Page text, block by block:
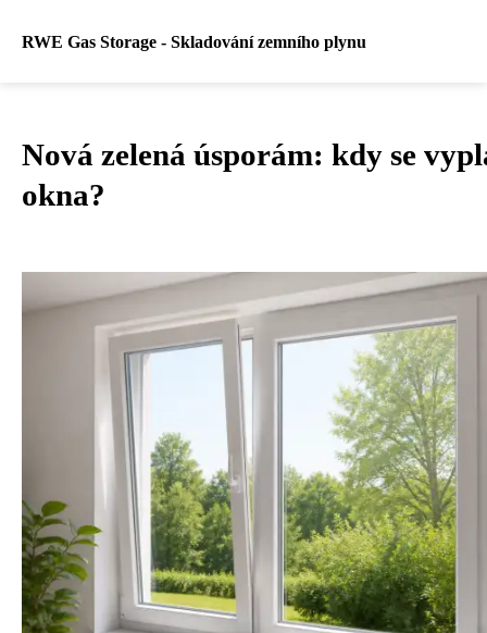
RWE Gas Storage - Skladování zemního plynu
Nová zelená úsporám: kdy se
okna?